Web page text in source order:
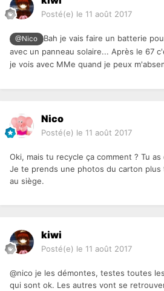
Posté(e) le 11 août 2017
@Nico
Bah je vais faire un batterie
avec un panneau solaire... Après le 67
je vois avec MMe quand je peux
Nico
Posté(e) le 11 août 2017
Oki, mais tu recycle ça comment ? Tu
Je te prends une photos du carton plus
au siège.
kiwi
Posté(e) le 11 août 2017
@nico je les démontes, testes toutes
qui sont ok. Les autres vont se